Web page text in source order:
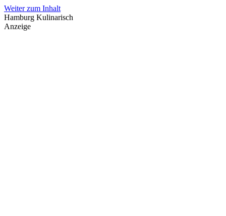
Weiter zum Inhalt
Hamburg Kulinarisch
Anzeige